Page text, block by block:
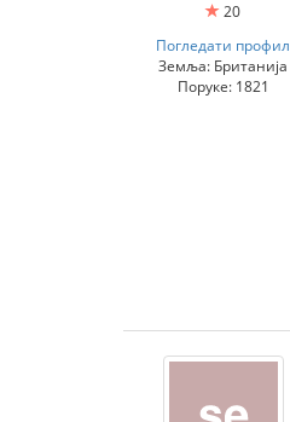
20
Погледати профил
Земља: Британија
Поруке: 1821